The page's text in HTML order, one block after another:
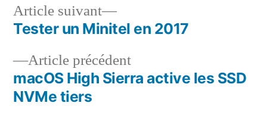
Navigation
de
l’article
Article précédentArticle
précédent :
macOS High Sierra active les SSD
NVMe tiers
Article suivant
Article
suivant :
Tester un Minitel en 2017